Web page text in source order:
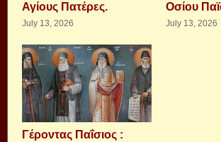
Αγίους Πατέρες.
July 13, 2026
Οσίου
July 13, 2026
Γέροντας Παΐσιος :